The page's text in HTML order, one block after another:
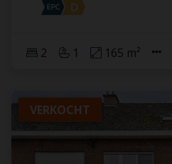
2 1 165 m²
VERKOCHT